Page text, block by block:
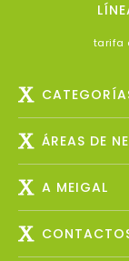
tarifa
ÁREAS DE
A MEIGAL